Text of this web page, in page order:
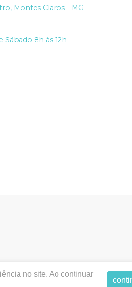
Montes Claros - MG
Sábado 8h às 12h
ODONTICA PRODUTOS
- Medicamentos:
no site. Ao continuar